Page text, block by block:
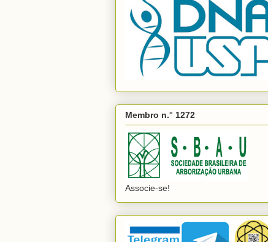
Membro n.° 1272
Associe-se!